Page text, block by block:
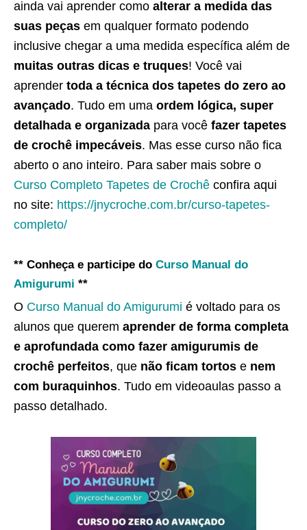
ainda vai aprender como alterar a medida das
suas peças em qualquer formato podendo
inclusive chegar a uma medida específica além de
muitas outras dicas e truques! Você vai
aprender toda a técnica dos tapetes do zero ao
avançado. Tudo em uma ordem lógica, super
detalhada e organizada para você fazer tapetes
de crochê impecáveis. Mas esse curso não fica
aberto o ano inteiro. Para saber mais sobre o
Curso Completo Tapetes de Crochê confira aqui
no site: https://jnycroche.com.br/curso-tapetes-
completo/
** Conheça e participe do Curso Manual do
Amigurumi **
O Curso Manual do Amigurumi é voltado para os
alunos que querem aprender de forma completa
e aprofundada como fazer amigurumis de
crochê perfeitos, que não ficam tortos e nem
com buraquinhos. Tudo em videoaulas passo a
passo detalhado.